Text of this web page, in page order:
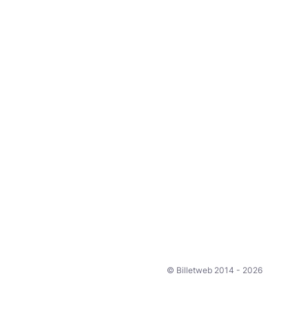
© Billetweb 2014 - 2026